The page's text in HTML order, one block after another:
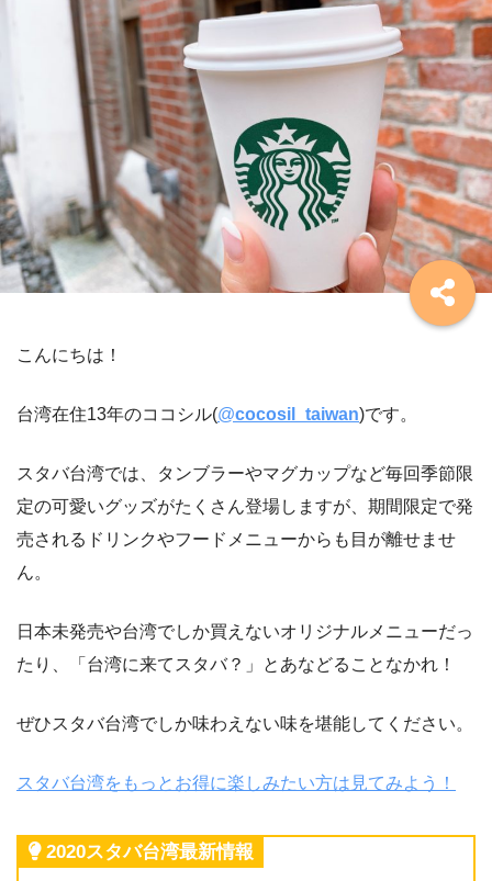
こんにちは！
台湾在住13年のココシル(@cocosil_taiwan)です。
スタバ台湾では、タンブラーやマグカップなど毎回季節限
定の可愛いグッズがたくさん登場しますが、期間限定で発
売されるドリンクやフードメニューからも目が離せませ
ん。
日本未発売や台湾でしか買えないオリジナルメニューだっ
たり、「台湾に来てスタバ？」とあなどることなかれ！
ぜひスタバ台湾でしか味わえない味を堪能してください。
スタバ台湾をもっとお得に楽しみたい方は見てみよう！
2020スタバ台湾最新情報